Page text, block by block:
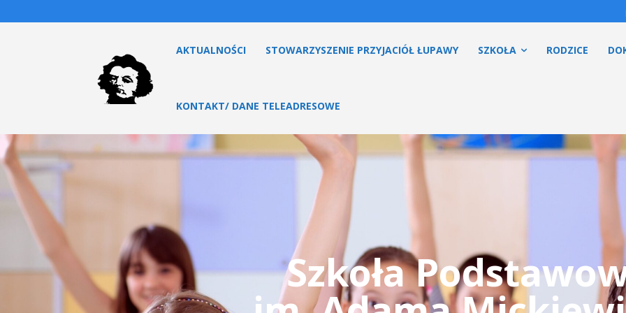
AKTUALNOŚCI STOWARZYSZENIE PRZYJACIÓŁ ŁUPAWY SZKOŁA RODZICE
KONTAKT/ DANE TELEADRESOWE
Szkoła